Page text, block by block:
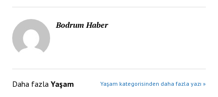
Bodrum Haber
Daha fazla Yaşam Yaşam kategorisinden daha fazla yazı »